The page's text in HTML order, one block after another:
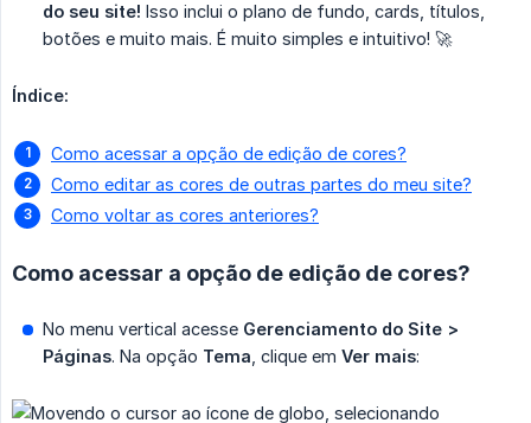
do seu site! Isso inclui o plano de fundo, cards, títulos,
botões e muito mais. É muito simples e intuitivo! 🚀
Índice:
Como acessar a opção de edição de cores?
Como editar as cores de outras partes do meu site?
Como voltar as cores anteriores?
Como acessar a opção de edição de cores?
No menu vertical acesse Gerenciamento do Site >
Páginas. Na opção Tema , clique em Ver mais: